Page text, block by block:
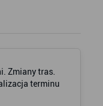
Zmiany tras.
terminu